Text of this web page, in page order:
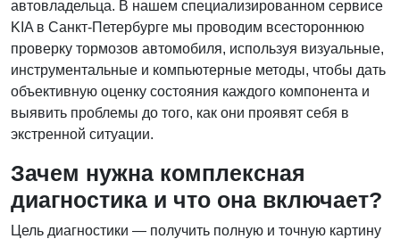
автовладельца. В нашем специализированном сервисе
KIA в Санкт-Петербурге мы проводим всестороннюю
проверку тормозов автомобиля, используя визуальные,
инструментальные и компьютерные методы, чтобы дать
объективную оценку состояния каждого компонента и
выявить проблемы до того, как они проявят себя в
экстренной ситуации.
Зачем нужна комплексная
диагностика и что она включает?
Цель диагностики — получить полную и точную картину